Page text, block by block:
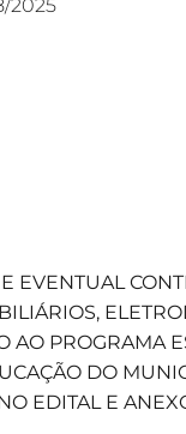
2025
EVENTUAL
AO PROGRAMA
DO
EDITAL E